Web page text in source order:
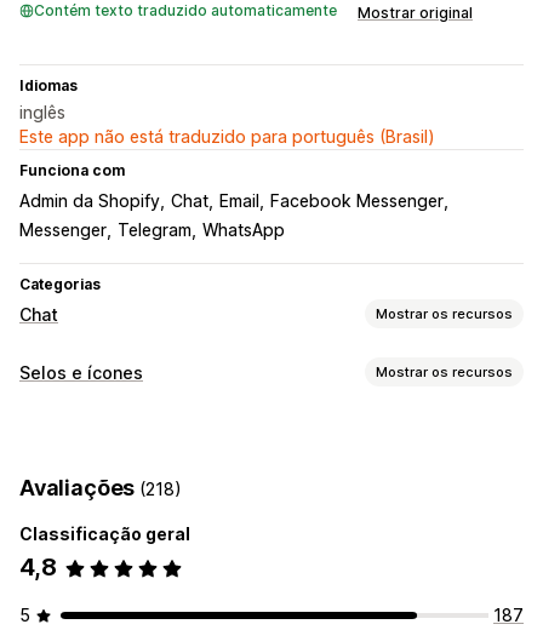
Contém texto traduzido automaticamente Mostrar original
Idiomas
inglês
Este app não está traduzido para português (Brasil)
Funciona com
Admin da Shopify Chat Email
Facebook Messenger
Messenger Telegram WhatsApp
Categorias
Chat Mostrar os recursos
Mensagens em tempo real
Personalização
Mensagens de boas-vindas
Avatar do agente
Selos e ícones Mostrar os recursos
Texto personalizado
Responsividade para dispositivos móveis
Posição do ícone
Avaliações (218)
Classificação geral
4,8
5
187